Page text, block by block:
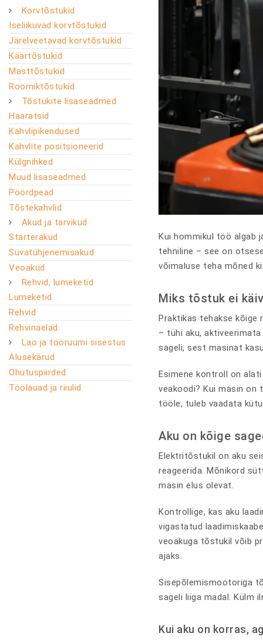
Korvtõstukid
Iseliikuvad korvtõstukid
Järelveetavad korvtõstukid
Käärtõstukid
Masttõstukid
Roomiktõstukid
Tõstukite lisaseadmed
Haaratsid
Kahvlipikendused
Kahvlite positsioneerid
Külgnihked
Muud lisaseadmed
Pöördpead
Tõstekahvlid
Akud ja tarvikud
Starterakud
Süvatühjenemisakud
Veoakud
Rehvid, lumeketid
Lumeketid
Rehvid
Rehvinaelad
Lao ja tööruumi sisestus
Alusekärud
Ohutuspiirded
Töölauad ja riiulid
Kui hommikul töö algab
tehniline – see on
võimaluse teha mõned
Miks tõstuk ei
Praktikas tehakse kõige
– tühi aku,
sageli, sest masinat
Esimene kontroll on
veakoodi? Kui masin on
tööle, tuleb vaadata
Aku on kõige
Elektritõstukil on aku
reageerida. Mõnikord
masin elus olevat.
Kontrollige, kas aku
vigastatud
veoakuga tõstukil võib
ajaks.
Sisepõlemismootoriga
sageli liiga madal. Külm
Kui aku on korras,